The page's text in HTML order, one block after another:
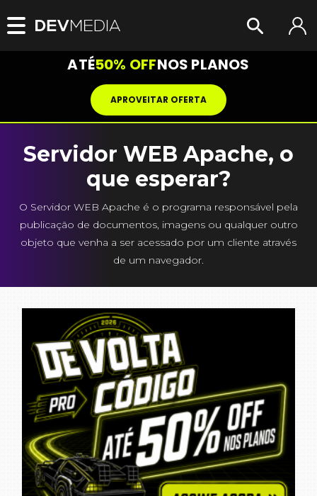
ATÉ50% OFFNOS PLANOS
APROVEITAR OFERTA
Servidor WEB Apache, o
que esperar?
O Servidor WEB Apache é o programa responsável pela
publicação de documentos, imagens ou qualquer outro
objeto que venha a ser acessado por um cliente através
de um navegador.